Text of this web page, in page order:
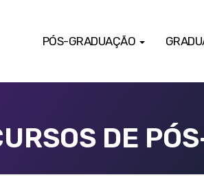
PÓS-GRADUAÇÃO
DE